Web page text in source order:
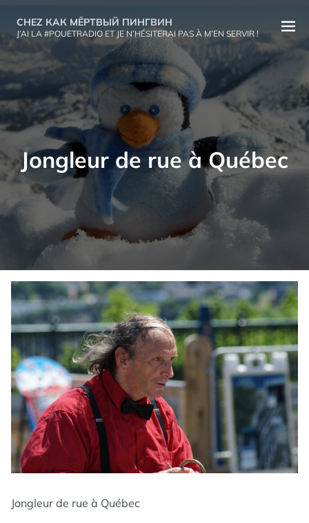
contenu
CHEZ КАК МЁРТВЫЙ ПИНГВИН
J’AI LA #POUETRADIO ET JE N’HÉSITERAI PAS À M’EN SERVIR !
le
Jongleur de rue à Québec
Jongleur de rue à Québec